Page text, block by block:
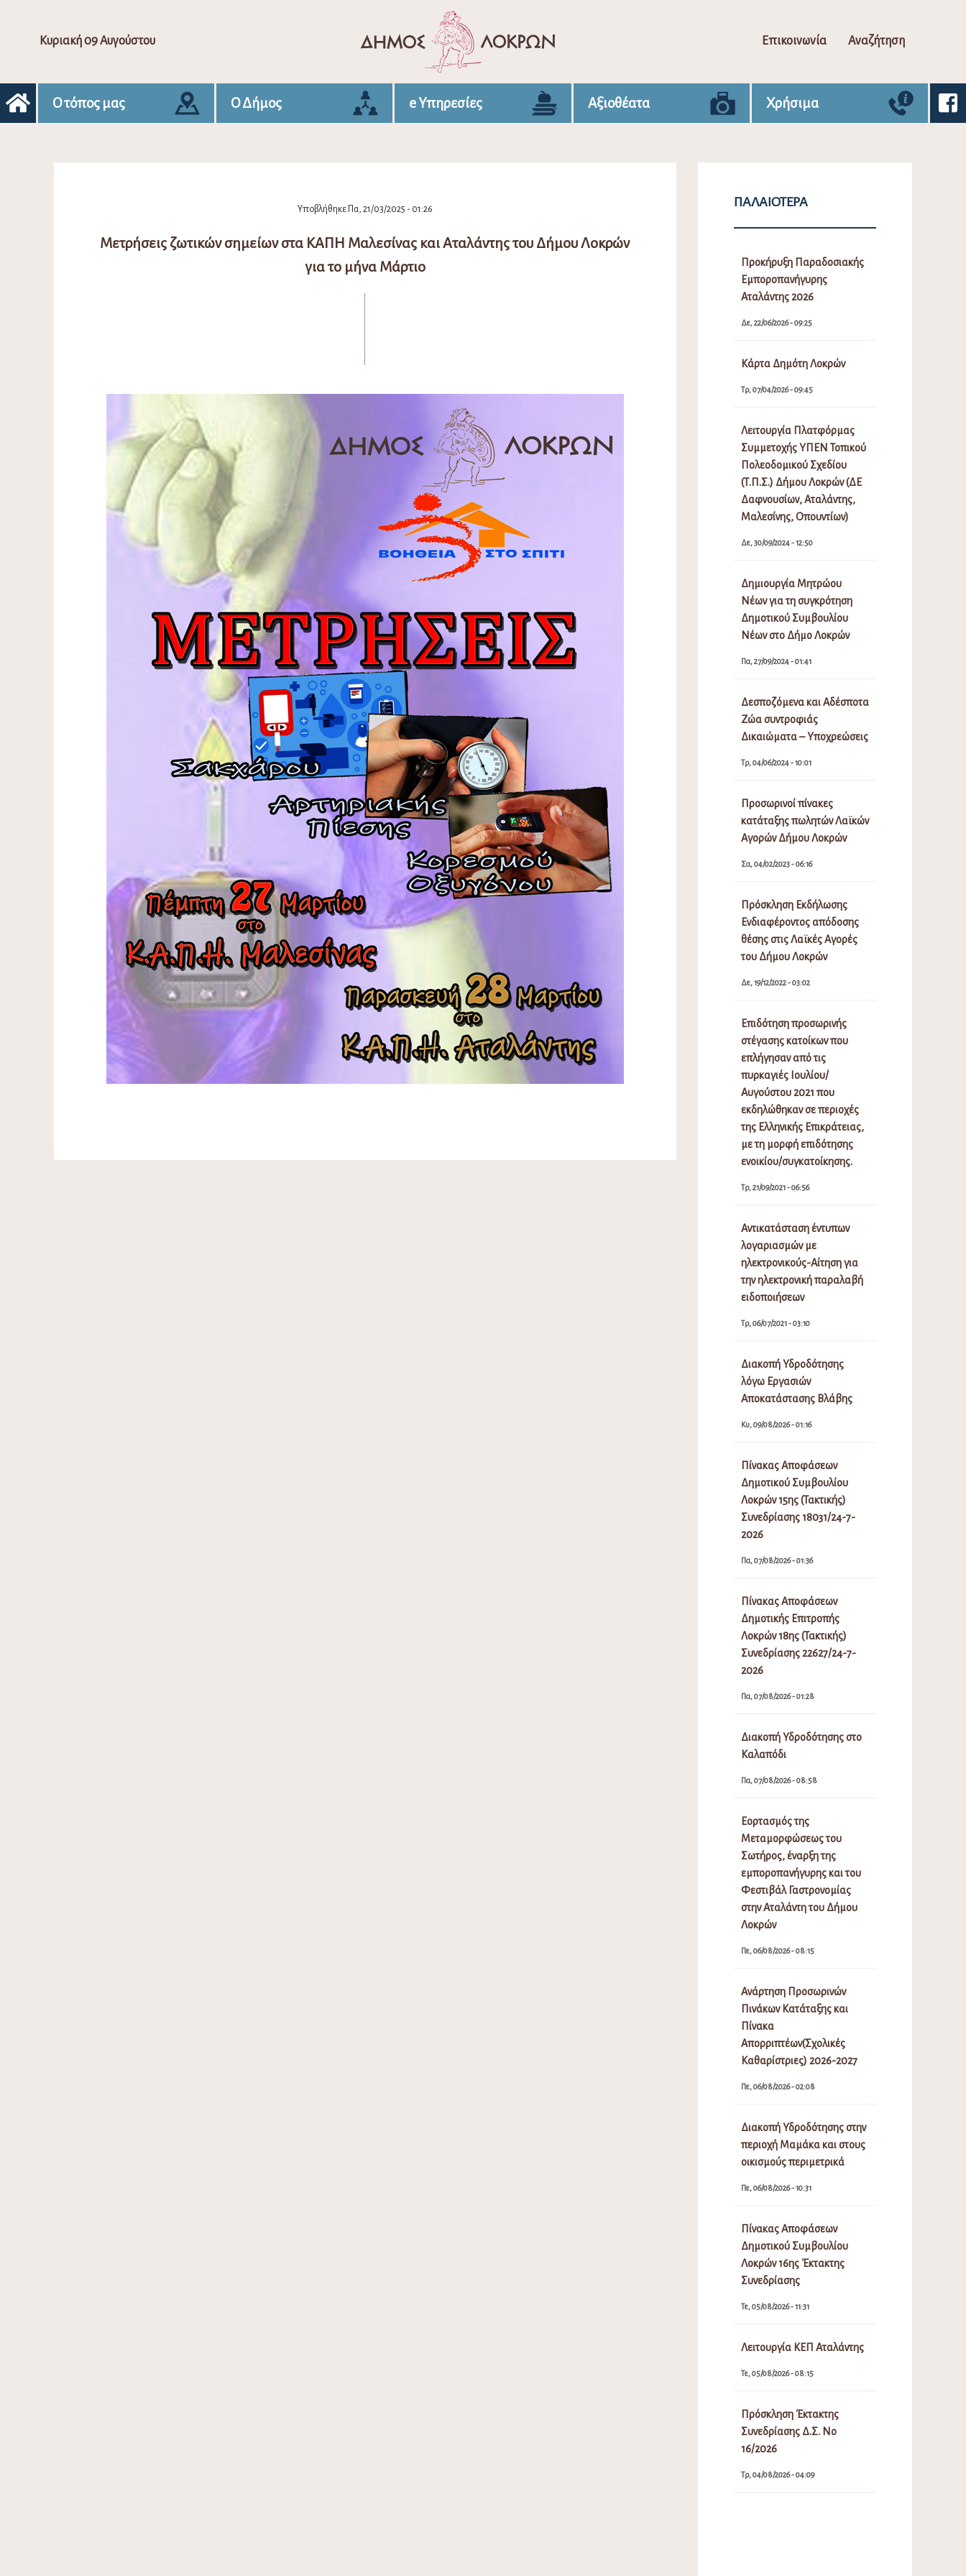
Κυριακή 09 Αυγούστου Επικοινωνία Αναζήτηση
Ο τόπος μας Ο Δήμος e Υπηρεσίες Αξιοθέατα Χρήσιμα
Υποβλήθηκε Πα, 21/03/2025 - 01:26
Μετρήσεις ζωτικών σημείων στα ΚΑΠΗ Μαλεσίνας και Αταλάντης του Δήμου Λοκρών
για το μήνα Μάρτιο
ΠΑΛΑΙΌΤΕΡΑ
Προκήρυξη Παραδοσιακής
Εμποροπανήγυρης
Αταλάντης 2026
Δε, 22/06/2026 - 09:25
Κάρτα Δημότη Λοκρών
Τρ, 07/04/2026 - 09:45
Λειτουργία Πλατφόρμας
Συμμετοχής ΥΠΕΝ Τοπικού
Πολεοδομικού Σχεδίου
(Τ.Π.Σ.) Δήμου Λοκρών (ΔΕ
Δαφνουσίων, Αταλάντης,
Μαλεσίνης, Οπουντίων)
Δε, 30/09/2024 - 12:50
Δημιουργία Μητρώου
Νέων για τη συγκρότηση
Δημοτικού Συμβουλίου
Νέων στο Δήμο Λοκρών
Πα, 27/09/2024 - 01:41
Δεσποζόμενα και Αδέσποτα
Ζώα συντροφιάς
Δικαιώματα – Υποχρεώσεις
Τρ, 04/06/2024 - 10:01
Προσωρινοί πίνακες
κατάταξης πωλητών Λαϊκών
Αγορών Δήμου Λοκρών
Σα, 04/02/2023 - 06:16
Πρόσκληση Εκδήλωσης
Ενδιαφέροντος απόδοσης
θέσης στις Λαϊκές Αγορές
του Δήμου Λοκρών
Δε, 19/12/2022 - 03:02
Επιδότηση προσωρινής
στέγασης κατοίκων που
επλήγησαν από τις
πυρκαγιές Ιουλίου/
Αυγούστου 2021 που
εκδηλώθηκαν σε περιοχές
της Ελληνικής Επικράτειας,
με τη μορφή επιδότησης
ενοικίου/συγκατοίκησης.
Τρ, 21/09/2021 - 06:56
Αντικατάσταση έντυπων
λογαριασμών με
ηλεκτρονικούς-Αίτηση για
την ηλεκτρονική παραλαβή
ειδοποιήσεων
Τρ, 06/07/2021 - 03:10
Διακοπή Υδροδότησης
λόγω Εργασιών
Αποκατάστασης Βλάβης
Κυ, 09/08/2026 - 01:16
Πίνακας Αποφάσεων
Δημοτικού Συμβουλίου
Λοκρών 15ης (Τακτικής)
Συνεδρίασης 18031/24-7-
2026
Πα, 07/08/2026 - 01:36
Πίνακας Αποφάσεων
Δημοτικής Επιτροπής
Λοκρών 18ης (Τακτικής)
Συνεδρίασης 22627/24-7-
2026
Πα, 07/08/2026 - 01:28
Διακοπή Υδροδότησης στο
Καλαπόδι
Πα, 07/08/2026 - 08:58
Εορτασμός της
Μεταμορφώσεως του
Σωτήρος, έναρξη της
εμποροπανήγυρης και του
Φεστιβάλ Γαστρονομίας
στην Αταλάντη του Δήμου
Λοκρών
Πε, 06/08/2026 - 08:15
Ανάρτηση Προσωρινών
Πινάκων Κατάταξης και
Πίνακα
Απορριπτέων(Σχολικές
Καθαρίστριες) 2026-2027
Πε, 06/08/2026 - 02:08
Διακοπή Υδροδότησης στην
περιοχή Μαμάκα και στους
οικισμούς περιμετρικά
Πε, 06/08/2026 - 10:31
Πίνακας Αποφάσεων
Δημοτικού Συμβουλίου
Λοκρών 16ης Έκτακτης
Συνεδρίασης
Τε, 05/08/2026 - 11:31
Λειτουργία ΚΕΠ Αταλάντης
Τε, 05/08/2026 - 08:15
Πρόσκληση Έκτακτης
Συνεδρίασης Δ.Σ. Νο
16/2026
Τρ, 04/08/2026 - 04:09